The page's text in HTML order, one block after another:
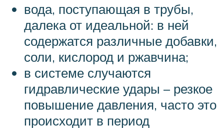
вода, поступающая в трубы,
далека от идеальной: в ней
содержатся различные добавки,
соли, кислород и ржавчина;
в системе случаются
гидравлические удары – резкое
повышение давления, часто это
происходит в период